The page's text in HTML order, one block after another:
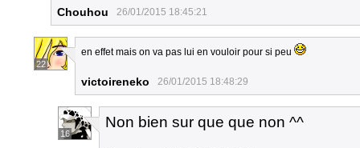
Chouhou 26/01/2015 18:45:21
22
en effet mais on va pas lui en vouloir pour si peu
victoireneko 26/01/2015 18:48:29
16
Non bien sur que que non ^^